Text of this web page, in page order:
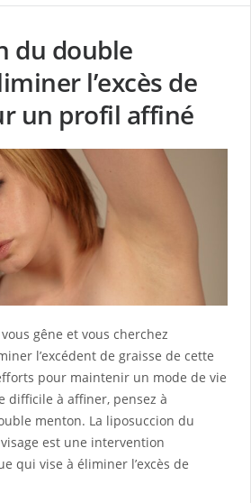
du double
l’excès de
un profil affiné
gêne et vous cherchez
l’excédent de graisse de cette
pour maintenir un mode de vie
difficile à affiner, pensez à
menton. La liposuccion du
est une intervention
qui vise à éliminer l’excès de